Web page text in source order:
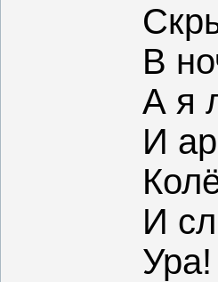
В
А я
И
И